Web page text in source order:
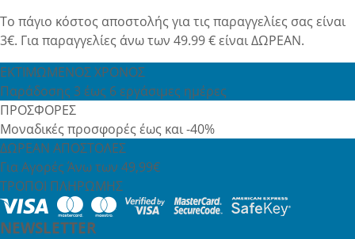
Το πάγιο κόστος αποστολής για τις παραγγελίες σας είναι
3€. Για παραγγελίες άνω των 49.99 € είναι ΔΩΡΕΑΝ.
ΕΚΤΙΜΩΜΕΝΟΣ ΧΡΟΝΟΣ
Παράδοσης 3 έως 6 εργάσιμες ημέρες
ΠΡΟΣΦΟΡΕΣ
Μοναδικές προσφορές έως και -40%
ΔΩΡΕΑΝ ΑΠΟΣΤΟΛΕΣ
Για Αγορές Άνω των 49,99€
ΤΡΟΠΟΙ ΠΛΗΡΩΜΗΣ
NEWSLETTER